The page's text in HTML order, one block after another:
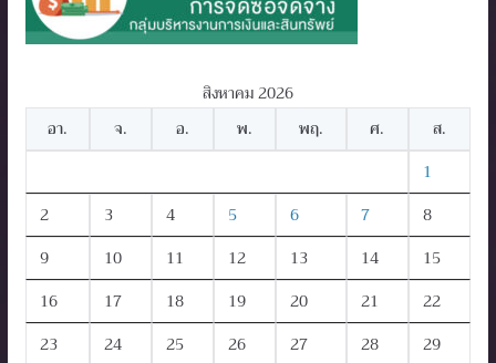
สิงหาคม 2026
อา.
จ. อ. พ. พฤ. ศ.
ส.
1
2
3 4 5 6 7
8
9
10 11 12 13 14
15
16
17 18 19 20 21
22
23
24 25 26 27 28
29